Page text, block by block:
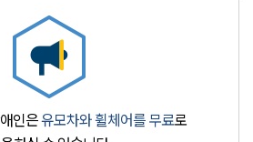
인은유모차와 휠체어를 무료로